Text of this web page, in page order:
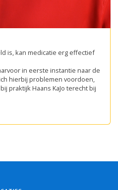
is, kan medicatie erg effectief
in eerste instantie naar de
hierbij problemen voordoen,
praktijk Haans KaJo terecht bij